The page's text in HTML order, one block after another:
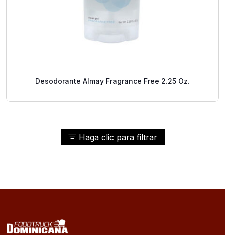
Haga clic para filtrar
Desodorante Almay Fragrance Free 2.25 Oz.